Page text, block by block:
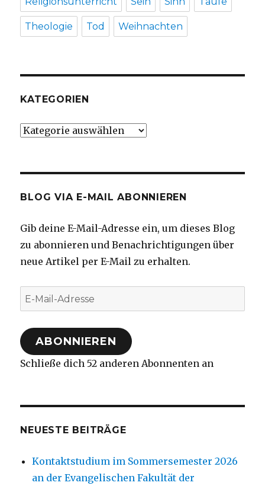
Theologie Tod Weihnachten
KATEGORIEN
Kategorien
BLOG VIA E-MAIL ABONNIEREN
Gib deine E-Mail-Adresse ein, um dieses Blog
zu abonnieren und Benachrichtigungen über
neue Artikel per E-Mail zu erhalten.
E-
Mail-
Adresse
ABONNIEREN
Schließe dich 52 anderen Abonnenten an
NEUESTE BEITRÄGE
Kontaktstudium im Sommersemester 2026
an der Evangelischen Fakultät der